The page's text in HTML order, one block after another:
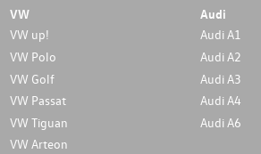
VW
VW up!
VW Polo
VW Golf
VW Passat
VW Tiguan
VW Arteon
Audi
Audi A1
Audi A2
Audi A3
Audi A4
Audi A6